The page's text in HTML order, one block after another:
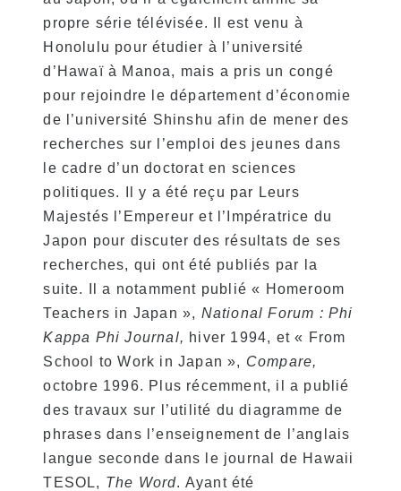
étudiants titulaires d’un visa F-1
Frais de scolarité pour les titulaires de visas
non étudiants (ESTA, e-Visa, etc.)
Frais de scolarité pour les Kama’aina
(citoyens américains ou titulaires d’une carte
verte)
Frais de scolarité pour les étudiants actuels
Frais d’hébergement
Cours de l’après-midi pour les étudiants
transférés et actuels
Application
Processus de candidature
Formulaire de demande en ligne
Processus de la demande à l’inscription
Pour les étudiants actuels
propre série télévisée. Il est venu à
Honolulu pour étudier à l’université
d’Hawaï à Manoa, mais a pris un congé
pour rejoindre le département d’économie
de l’université Shinshu afin de mener des
recherches sur l’emploi des jeunes dans
le cadre d’un doctorat en sciences
politiques. Il y a été reçu par Leurs
Majestés l’Empereur et l’Impératrice du
Japon pour discuter des résultats de ses
recherches, qui ont été publiés par la
suite. Il a notamment publié « Homeroom
Teachers in Japan », National Forum : Phi
Kappa Phi Journal, hiver 1994, et « From
School to Work in Japan », Compare,
octobre 1996. Plus récemment, il a publié
des travaux sur l’utilité du diagramme de
phrases dans l’enseignement de l’anglais
langue seconde dans le journal de Hawaii
TESOL, The Word. Ayant été